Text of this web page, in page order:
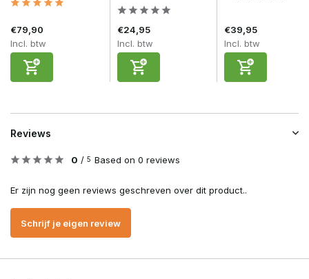
€79,90
Incl. btw
€24,95
Incl. btw
€39,95
Incl. btw
Reviews
0 / 5 Based on 0 reviews
Er zijn nog geen reviews geschreven over dit product..
Schrijf je eigen review